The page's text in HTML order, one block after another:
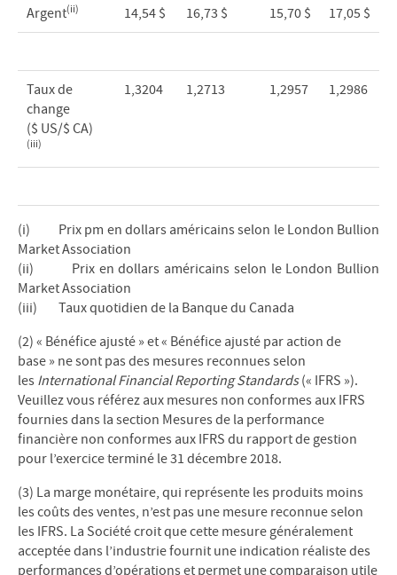
Argent(ii) 14,54 $ 16,73 $ 15,70 $ 17,05 $
Taux de
change
($ US/$ CA)
(iii)
1,3204 1,2713 1,2957 1,2986
(i) Prix pm en dollars américains selon le London Bullion
Market Association
(ii) Prix en dollars américains selon le London Bullion
Market Association
(iii) Taux quotidien de la Banque du Canada
(2) « Bénéfice ajusté » et « Bénéfice ajusté par action de
base » ne sont pas des mesures reconnues selon
les International Financial Reporting Standards(« IFRS »).
Veuillez vous référez aux mesures non conformes aux IFRS
fournies dans la section Mesures de la performance
financière non conformes aux IFRS du rapport de gestion
pour l’exercice terminé le 31 décembre 2018.
(3) La marge monétaire, qui représente les produits moins
les coûts des ventes, n’est pas une mesure reconnue selon
les IFRS. La Société croit que cette mesure généralement
acceptée dans l’industrie fournit une indication réaliste des
performances d’opérations et permet une comparaison utile